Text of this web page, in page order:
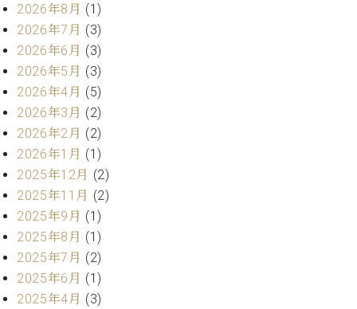
ェ
ッ
シ
ョ
ナ
ル
W.
ホ
フ
マ
ン
ト
ラ
デ
ィ
シ
本
：
八
王
子
・
技
術
営
セ
ン
タ
ス
2026年8月 (1)
2026年7月 (3)
2026年6月 (3)
2026年5月 (3)
2026年4月 (5)
2026年3月 (2)
2026年2月 (2)
2026年1月 (1)
2025年12月 (2)
2025年11月 (2)
2025年9月 (1)
2025年8月 (1)
2025年7月 (2)
2025年6月 (1)
2025年4月 (3)